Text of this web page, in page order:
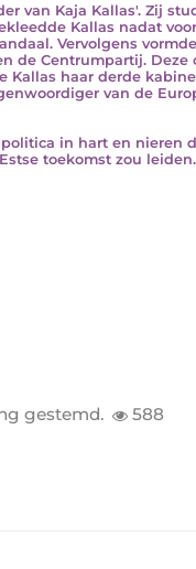
van Kaja Kallas'. Zij
Kallas nadat
Vervolgens
de Centrumpartij. Deze
Kallas haar derde
van de
in hart en nieren
toekomst zou
gestemd. 588